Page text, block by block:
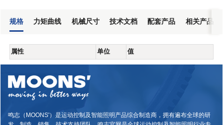
规格 力矩曲线 机械尺寸 技术文档 配套产品 相关产品
属性 单位 值
鸣志（MOONS'）是运动控制及智能照明产品综合制造商，拥有遍布全球的研